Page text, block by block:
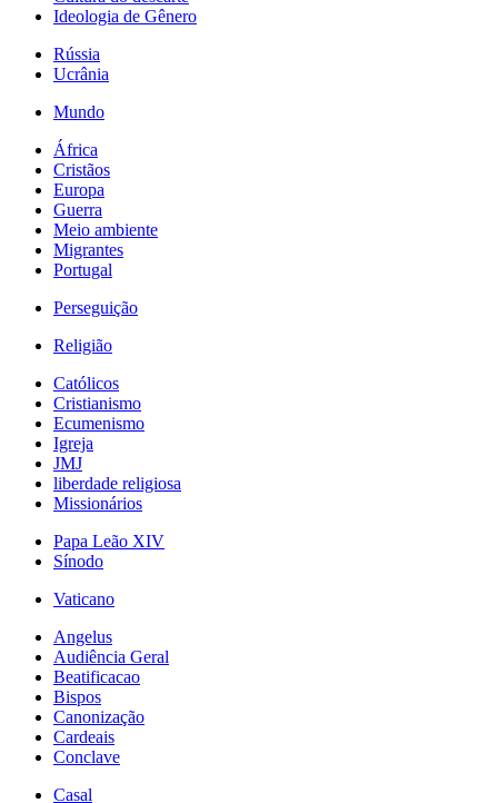
Ideologia de Gênero
Rússia
Ucrânia
Mundo
África
Cristãos
Europa
Guerra
Meio ambiente
Migrantes
Portugal
Perseguição
Religião
Católicos
Cristianismo
Ecumenismo
Igreja
JMJ
liberdade religiosa
Missionários
Papa Leão XIV
Sínodo
Vaticano
Angelus
Audiência Geral
Beatificacao
Bispos
Canonização
Cardeais
Conclave
Casal